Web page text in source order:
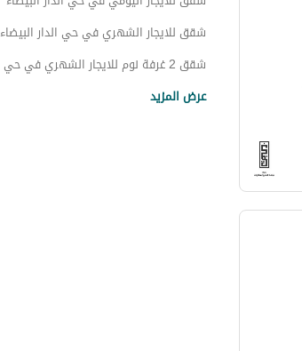
شقق للايجار الشهري في حي الدار البيضاء
عرض المزيد